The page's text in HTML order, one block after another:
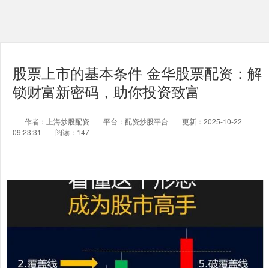
股票上市的基本条件 金华股票配资：解
锁财富新密码，助你投资致富
作者：上海炒股配资 平台：配资炒股平台
更新：2025-10-22
09:23:31
阅读：147